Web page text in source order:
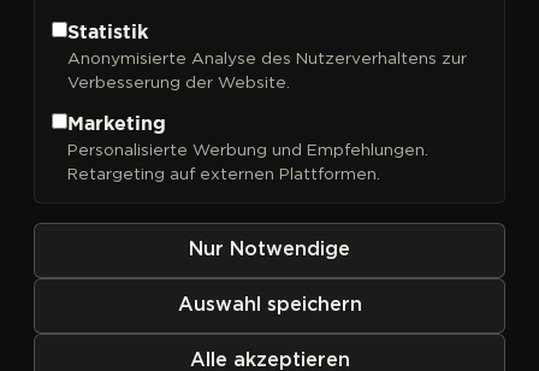
Sortieren nach
Statistik
Anonymisierte Analyse des Nutzerverhaltens zur
Verbesserung der Website.
Marketing
Personalisierte Werbung und Empfehlungen.
Retargeting auf externen Plattformen.
Nur Notwendige
Auswahl speichern
Alle akzeptieren